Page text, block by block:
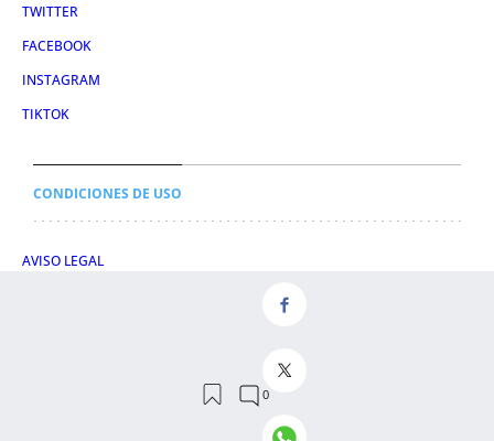
TWITTER
FACEBOOK
INSTAGRAM
TIKTOK
CONDICIONES DE USO
AVISO LEGAL